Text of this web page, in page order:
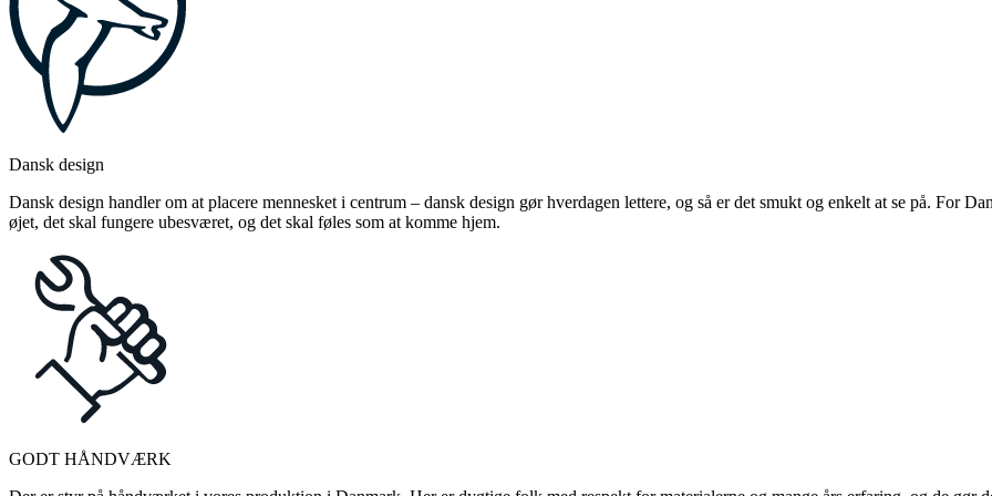
Dansk design
Dansk design handler om at placere mennesket i centrum – dansk design gør hverdagen lettere, og så er det smukt og enkelt at se på. For
øjet, det skal fungere ubesværet, og det skal føles som at komme hjem.
GODT HÅNDVÆRK